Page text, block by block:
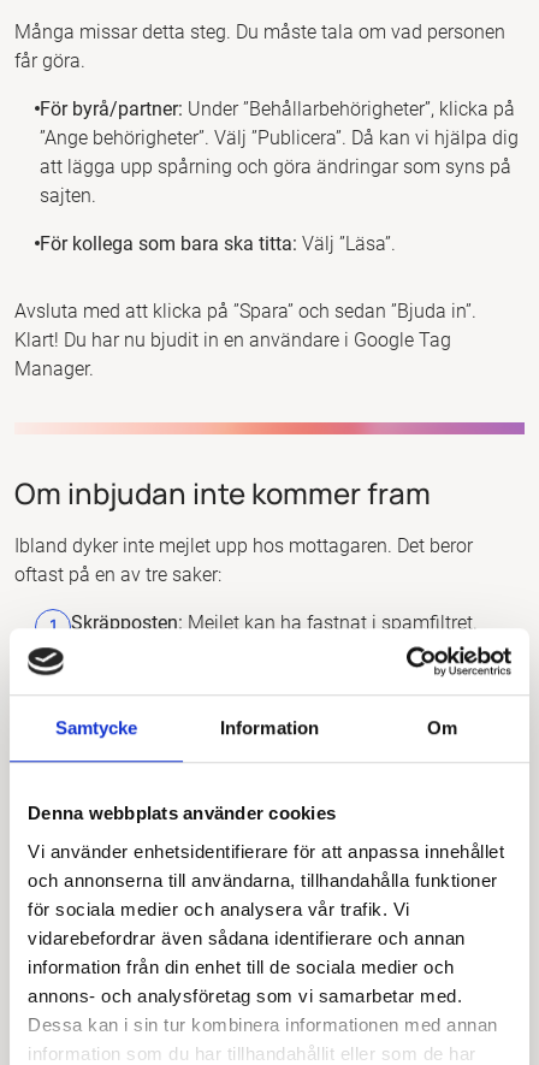
Samtycke Information Om
Denna webbplats använder cookies
Vi använder enhetsidentifierare för att anpassa innehållet
och annonserna till användarna, tillhandahålla funktioner
för sociala medier och analysera vår trafik. Vi
vidarebefordrar även sådana identifierare och annan
information från din enhet till de sociala medier och
annons- och analysföretag som vi samarbetar med.
Dessa kan i sin tur kombinera informationen med annan
information som du har tillhandahållit eller som de har
Många missar detta steg. Du måste tala om vad personen
får göra.
För byrå/partner: Under ”Behållarbehörigheter”, klicka på
”Ange behörigheter”. Välj ”Publicera”. Då kan vi hjälpa dig
att lägga upp spårning och göra ändringar som syns på
sajten.
För kollega som bara ska titta: Välj ”Läsa”.
Avsluta med att klicka på ”Spara” och sedan ”Bjuda in”.
Klart! Du har nu bjudit in en användare i Google Tag
Manager.
Om inbjudan inte kommer fram
Ibland dyker inte mejlet upp hos mottagaren. Det beror
oftast på en av tre saker:
Skräpposten: Mejlet kan ha fastnat i spamfiltret.
Fel kontotyp:Mottagarens e-post är inte ett
Google-konto. De behöver då registrera sin
mailadress hos Google först.
Direktlänk:Om mailet är borta kan mottagaren
ligger en inbjudan och väntar högst upp i listan
över konton (”Inbjudningar som väntar”).
Guider